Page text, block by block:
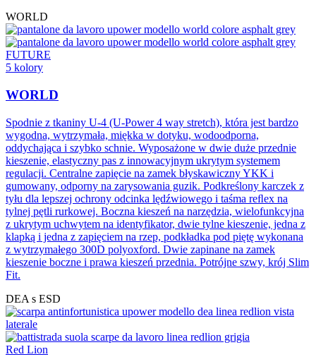
WORLD
FUTURE
5 kolory
WORLD
Spodnie z tkaniny U-4 (U-Power 4 way stretch), która jest bardzo
wygodna, wytrzymała, miękka w dotyku, wodoodporna,
oddychająca i szybko schnie. Wyposażone w dwie duże przednie
kieszenie, elastyczny pas z innowacyjnym ukrytym systemem
regulacji. Centralne zapięcie na zamek błyskawiczny YKK i
gumowany, odporny na zarysowania guzik. Podkreślony karczek z
tyłu dla lepszej ochrony odcinka lędźwiowego i taśma reﬂex na
tylnej pętli rurkowej. Boczna kieszeń na narzędzia, wielofunkcyjna
z ukrytym uchwytem na identyfikator, dwie tylne kieszenie, jedna z
klapką i jedna z zapięciem na rzep, podkładka pod piętę wykonana
z wytrzymałego 300D polyoxford. Dwie zapinane na zamek
kieszenie boczne i prawa kieszeń przednia. Potrójne szwy, krój Slim
Fit.
DEA s ESD
Red Lion